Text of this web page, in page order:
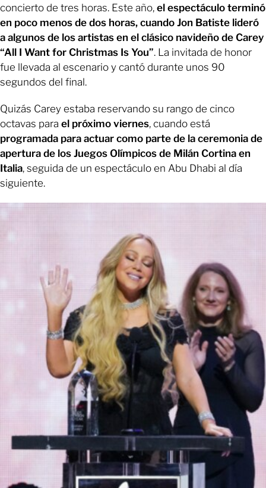
concierto de tres horas. Este año, el espectáculo terminó
en poco menos de dos horas, cuando Jon Batiste lideró
a algunos de los artistas en el clásico navideño de Carey
“All I Want for Christmas Is You”. La invitada de honor
fue llevada al escenario y cantó durante unos 90
segundos del final.
Quizás Carey estaba reservando su rango de cinco
octavas para el próximo viernes, cuando está
programada para actuar como parte de la ceremonia de
apertura de los Juegos Olímpicos de Milán Cortina en
Italia, seguida de un espectáculo en Abu Dhabi al día
siguiente.